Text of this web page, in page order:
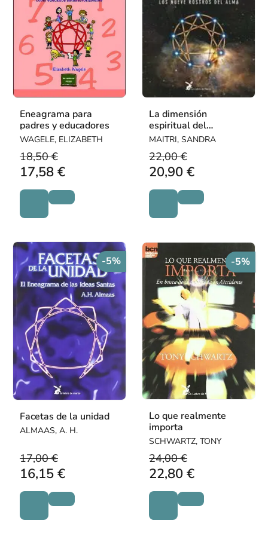
Eneagrama para
padres y educadores
WAGELE, ELIZABETH
18,50 €
17,58 €
La dimensión
espiritual del
eneagrama
MAITRI, SANDRA
22,00 €
20,90 €
-5%
Facetas de la unidad
ALMAAS, A. H.
17,00 €
16,15 €
-5%
Lo que realmente
importa
SCHWARTZ, TONY
24,00 €
22,80 €